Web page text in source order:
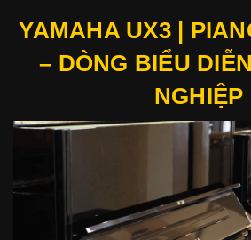
YAMAHA UX3 |
– DÒNG BIỂU
NGHIỆP